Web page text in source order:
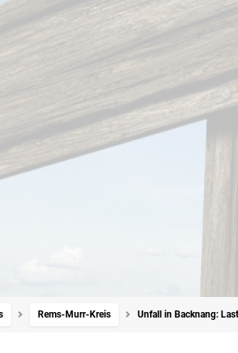
Rems-Murr-Kreis Unfall in Backnang: